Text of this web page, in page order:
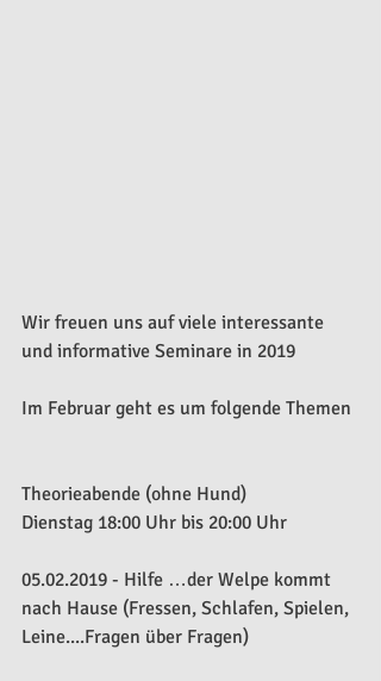
Wir freuen uns auf viele interessante
und informative Seminare in 2019
Im Februar geht es um folgende Themen
Theorieabende (ohne Hund)
Dienstag 18:00 Uhr bis 20:00 Uhr
05.02.2019 - Hilfe …der Welpe kommt
nach Hause (Fressen, Schlafen, Spielen,
Leine....Fragen über Fragen)